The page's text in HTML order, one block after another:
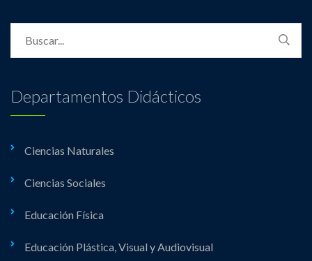
Departamentos Didácticos
Ciencias Naturales
Ciencias Sociales
Educación Física
Educación Plástica, Visual y Audiovisual